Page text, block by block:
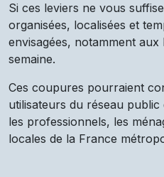
Si ces leviers ne vous
organisées, localisées et
envisagées, notamment
semaine.
Ces coupures pourraient
utilisateurs du réseau
les professionnels, les
locales de la France